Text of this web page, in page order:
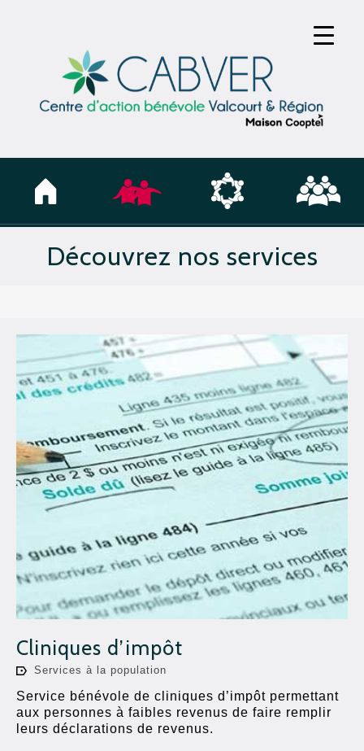
Découvrez nos services
Cliniques d’impôt
Services à la population
Service bénévole de cliniques d’impôt permettant
aux personnes à faibles revenus de faire remplir
leurs déclarations de revenus.